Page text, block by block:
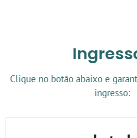
Clique no botão abaixo e
ingresso: